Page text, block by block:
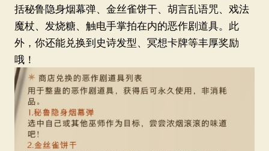
括秘鲁隐身烟幕弹、金丝雀饼干、胡言乱语咒、戏法
魔杖、发烧糖、触电手掌拍在内的恶作剧道具。此
外，你还能兑换到史诗发型、冥想卡牌等丰厚奖励
哦！